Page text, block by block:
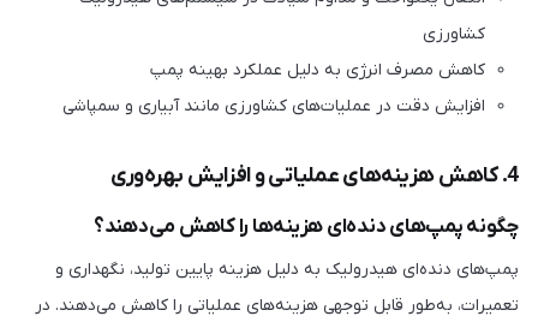
کشاورزی
کاهش مصرف انرژی به دلیل عملکرد بهینه پمپ
افزایش دقت در عملیات‌های کشاورزی مانند آبیاری و سمپاشی
4. کاهش هزینه‌های عملیاتی و افزایش بهره‌وری
چگونه پمپ‌های دنده‌ای هزینه‌ها را کاهش می‌دهند؟
پمپ‌های دنده‌ای هیدرولیک به دلیل هزینه پایین تولید، نگهداری و
تعمیرات، به‌طور قابل توجهی هزینه‌های عملیاتی را کاهش می‌دهند. در